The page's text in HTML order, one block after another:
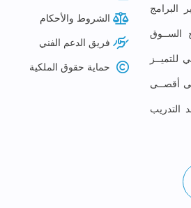
البرامج
الســوق
أقصــى
التدريب
الشروط والأحكام
فريق الدعم الفني
حماية حقوق الملكية